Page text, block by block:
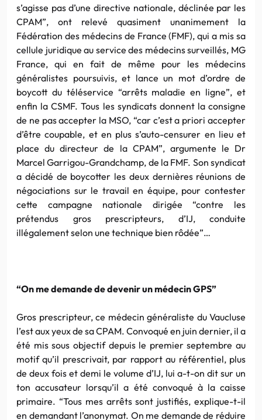
s’agisse pas d’une directive nationale, déclinée par les
CPAM”, ont relevé quasiment unanimement la
Fédération des médecins de France (FMF), qui a mis sa
cellule juridique au service des médecins surveillés, MG
France, qui en fait de même pour les médecins
généralistes poursuivis, et lance un mot d’ordre de
boycott du téléservice “arrêts maladie en ligne”, et
enfin la CSMF. Tous les syndicats donnent la consigne
de ne pas accepter la MSO, “car c’est a priori accepter
d’être coupable, et en plus s’auto-censurer en lieu et
place du directeur de la CPAM”, argumente le Dr
Marcel Garrigou-Grandchamp, de la FMF. Son syndicat
a décidé de boycotter les deux dernières réunions de
négociations sur le travail en équipe, pour contester
cette campagne nationale dirigée “contre les
prétendus gros prescripteurs, d’IJ, conduite
illégalement selon une technique bien rôdée”…
“On me demande de devenir un médecin GPS”
Gros prescripteur, ce médecin généraliste du Vaucluse
l’est aux yeux de sa CPAM. Convoqué en juin dernier, il a
été mis sous objectif depuis le premier septembre au
motif qu’il prescrivait, par rapport au référentiel, plus
de deux fois et demi le volume d’IJ, lui a-t-on dit sur un
ton accusateur lorsqu’il a été convoqué à la caisse
primaire. “Tous mes arrêts sont justifiés, explique-t-il
en demandant l’anonymat. On me demande de réduire